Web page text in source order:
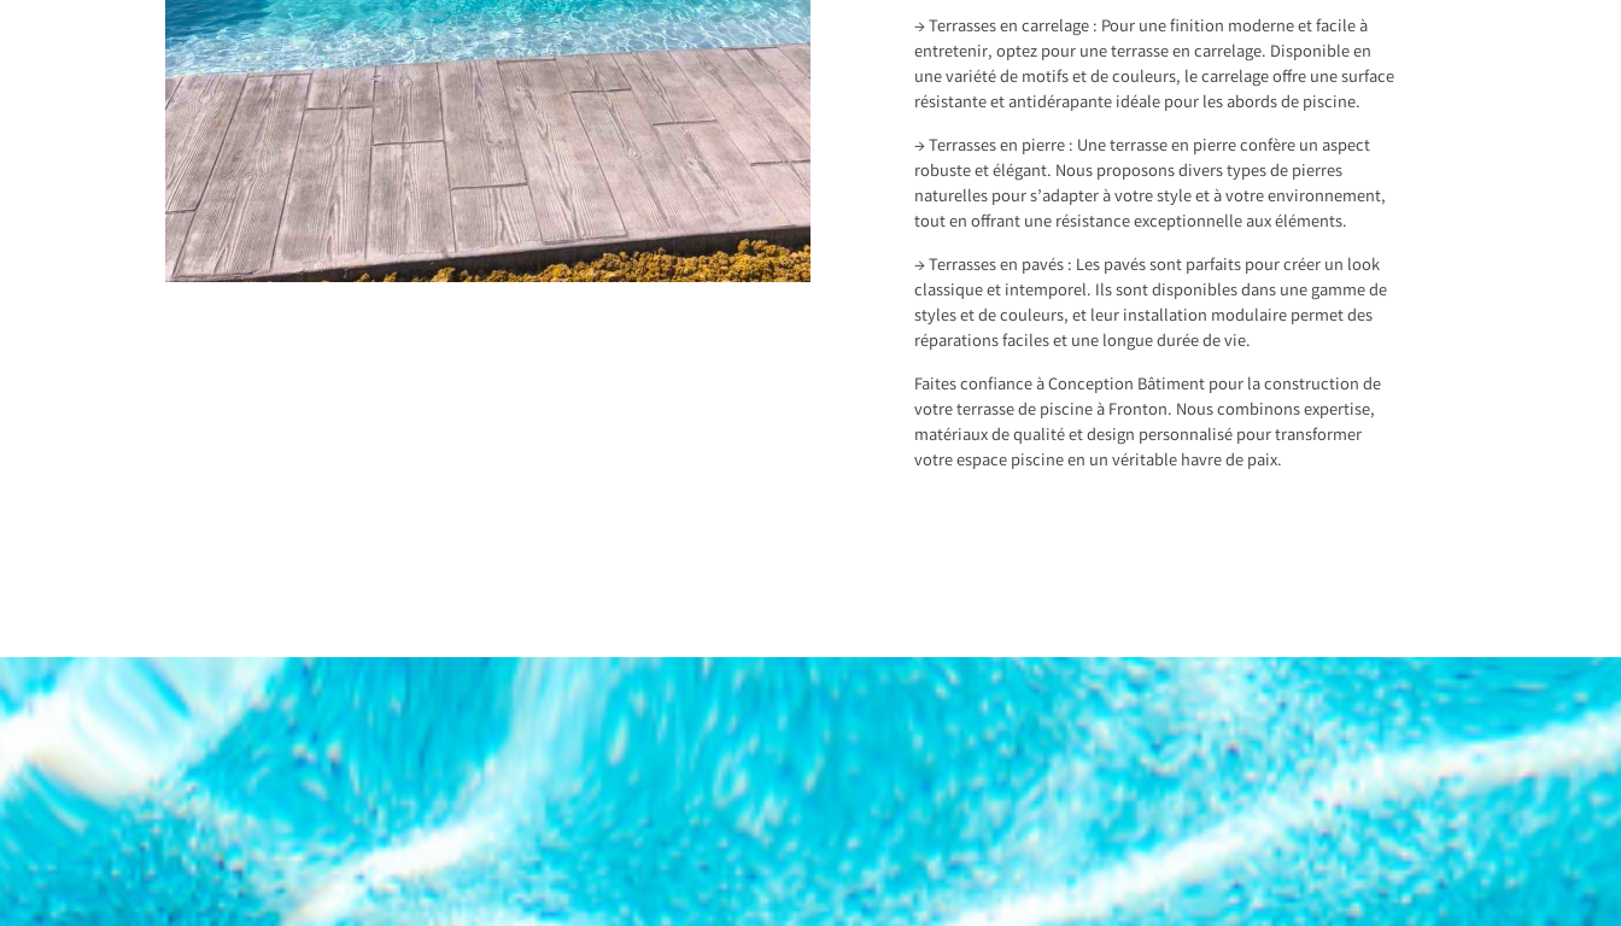
→ Terrasses en carrelage : Pour une finition moderne et facile à
entretenir, optez pour une terrasse en carrelage. Disponible en
une variété de motifs et de couleurs, le carrelage offre une surface
résistante et antidérapante idéale pour les abords de piscine.
→ Terrasses en pierre : Une terrasse en pierre confère un aspect
robuste et élégant. Nous proposons divers types de pierres
naturelles pour s’adapter à votre style et à votre environnement,
tout en offrant une résistance exceptionnelle aux éléments.
→ Terrasses en pavés : Les pavés sont parfaits pour créer un look
classique et intemporel. Ils sont disponibles dans une gamme de
styles et de couleurs, et leur installation modulaire permet des
réparations faciles et une longue durée de vie.
Faites confiance à Conception Bâtiment pour la construction de
votre terrasse de piscine à Fronton. Nous combinons expertise,
matériaux de qualité et design personnalisé pour transformer
votre espace piscine en un véritable havre de paix.